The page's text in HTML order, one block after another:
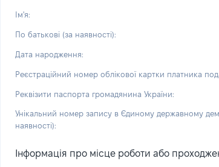
Ім'я:
По батькові (за наявності):
Дата народження:
Реєстраційний номер облікової картки платника
Реквізити паспорта громадянина України:
Унікальний номер запису в Єдиному державному
наявності):
Інформація про місце роботи або